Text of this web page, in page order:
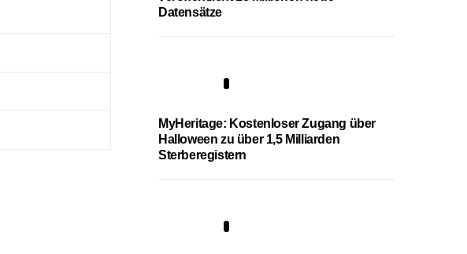
Datensätze
MyHeritage: Kostenloser Zugang über
Halloween zu über 1,5 Milliarden
Sterberegistern